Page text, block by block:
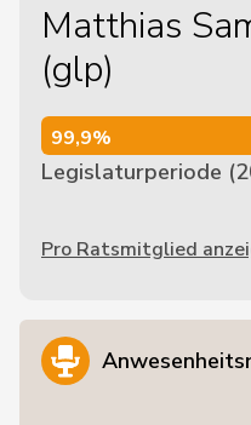
Matthias
(glp)
99,9%
99,9%
Legislaturperiode
Pro Ratsmitglied